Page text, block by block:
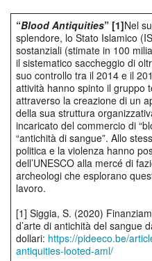
“Blood Antiquities” [1]Nel
splendore, lo Stato Islamico
sostanziali (stimate in 100
il sistematico saccheggio di
suo controllo tra il 2014 e il
attività hanno spinto il gruppo
attraverso la creazione di un
della sua struttura
incaricato del commercio di
“antichità di sangue”. Allo
politica e la violenza hanno
dell’UNESCO alla mercé di
archeologi che esplorano
lavoro.
[1] Siggia, S. (2020)
d’arte di antichità del sangue
dollari: https://pideeco.be/
antiquities-looted-aml/